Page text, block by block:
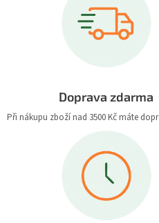
Doprava zdarma
Při nákupu zboží nad 3500 Kč máte